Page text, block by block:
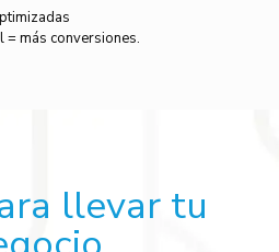
más conversiones.
llevar tu